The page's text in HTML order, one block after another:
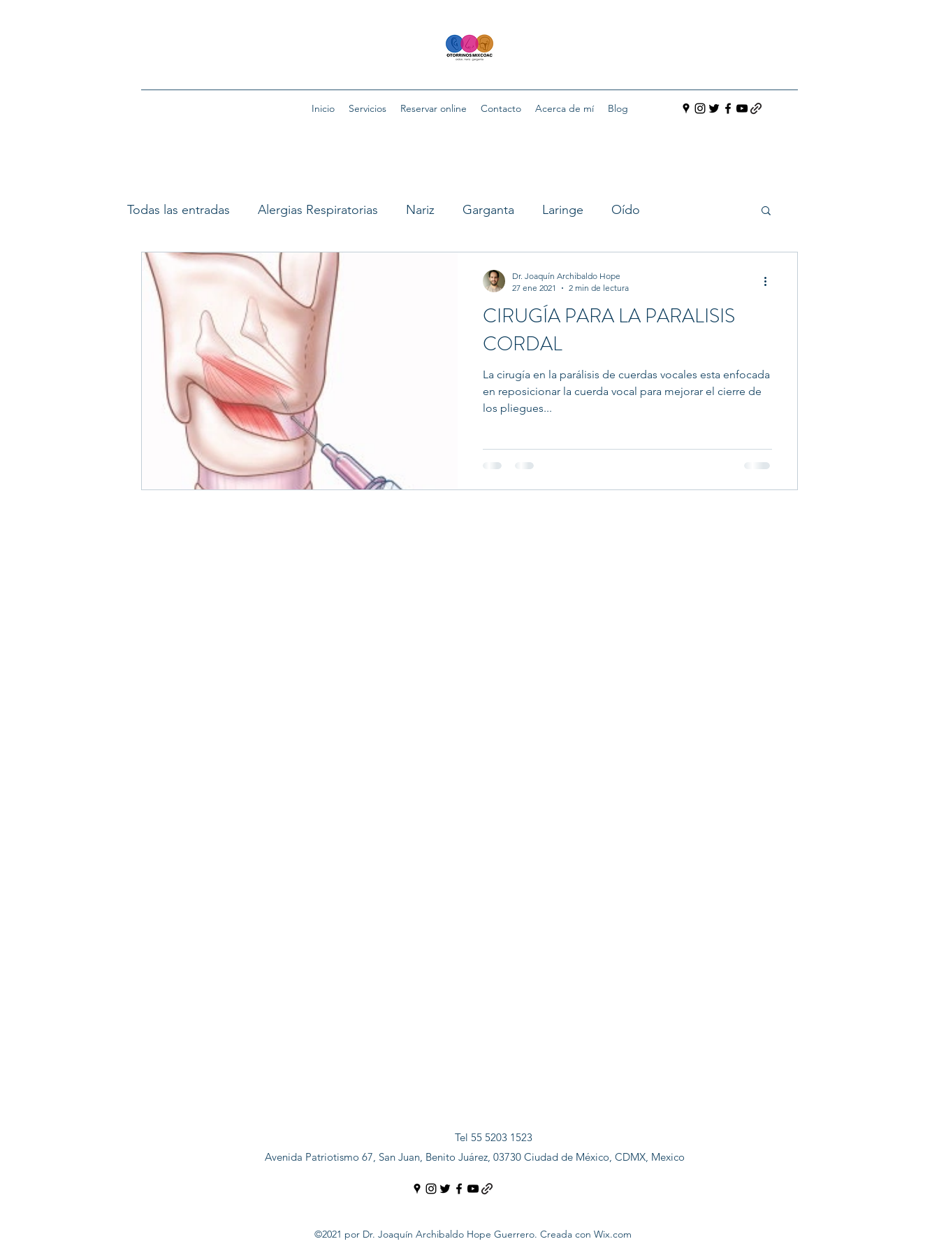
Inicio Servicios Reservar online Contacto Acerca de mí Blog
Todas las entradas Alergias Respiratorias Nariz Garganta Laringe Oído
Ronquido y Apnea
CIRUGÍA PARA LA PARALISIS
CORDAL
La cirugía en la parálisis de cuerdas vocales esta enfocada
en reposicionar la cuerda vocal para mejorar el cierre de
los pliegues...
Dr. Joaquín Archibaldo Hope
27 ene 2021
2 min de lectura
Tel 55 5203 1523
Avenida Patriotismo 67, San Juan, Benito Juárez, 03730 Ciudad de México, CDMX, Mexico
©2021 por Dr. Joaquín Archibaldo Hope Guerrero. Creada con Wix.com